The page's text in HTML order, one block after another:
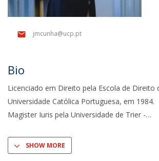
jmcunha@ucp.pt
Bio
Licenciado em Direito pela Escola de Direito
Universidade Católica Portuguesa, em 1984.
Magister Iuris pela Universidade de Trier -
SHOW MORE